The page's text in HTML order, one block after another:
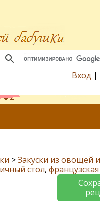
Вход |
>Закуски из овощей и
стол, французская